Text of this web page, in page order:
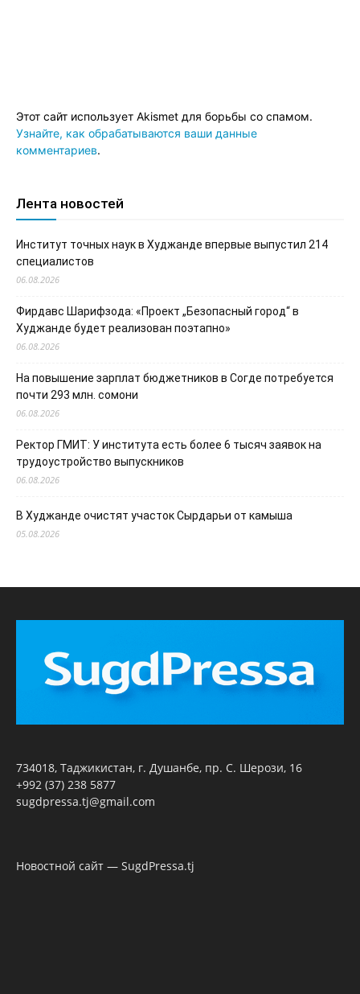
Этот сайт использует Akismet для борьбы со спамом.
Узнайте, как обрабатываются ваши данные
комментариев.
Лента новостей
Институт точных наук в Худжанде впервые выпустил 214
специалистов
06.08.2026
Фирдавс Шарифзода: «Проект „Безопасный город“ в
Худжанде будет реализован поэтапно»
06.08.2026
На повышение зарплат бюджетников в Согде потребуется
почти 293 млн. сомони
06.08.2026
Ректор ГМИТ: У института есть более 6 тысяч заявок на
трудоустройство выпускников
06.08.2026
В Худжанде очистят участок Сырдарьи от камыша
05.08.2026
734018, Таджикистан, г. Душанбе, пр. С. Шерози, 16
+992 (37) 238 5877
sugdpressa.tj@gmail.com
Новостной сайт — SugdPressa.tj